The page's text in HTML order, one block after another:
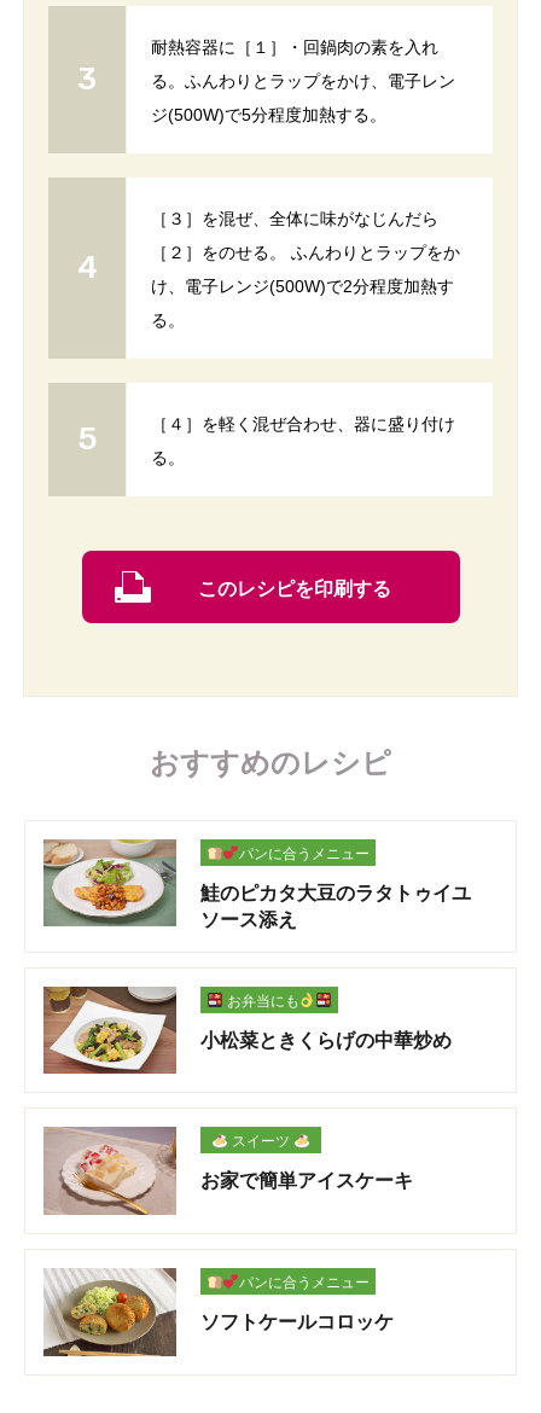
耐熱容器に［１］・回鍋肉の素を入れ
る。ふんわりとラップをかけ、電子レン
ジ(500W)で5分程度加熱する。
［３］を混ぜ、全体に味がなじんだら
［２］をのせる。 ふんわりとラップをか
け、電子レンジ(500W)で2分程度加熱す
る。
［４］を軽く混ぜ合わせ、器に盛り付け
る。
このレシピを印刷する
おすすめのレシピ
パンに合うメニュー
鮭のピカタ大豆のラタトゥイユ
ソース添え
お弁当にも
小松菜ときくらげの中華炒め
スイーツ
お家で簡単アイスケーキ
パンに合うメニュー
ソフトケールコロッケ